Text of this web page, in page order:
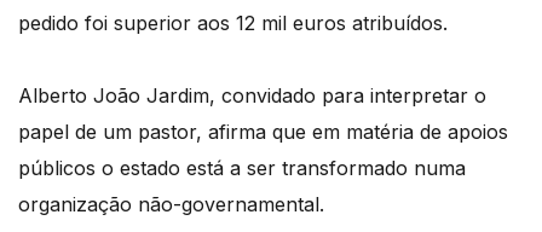
pedido foi superior aos 12 mil euros atribuídos.
Alberto João Jardim, convidado para interpretar o
papel de um pastor, afirma que em matéria de apoios
públicos o estado está a ser transformado numa
organização não-governamental.